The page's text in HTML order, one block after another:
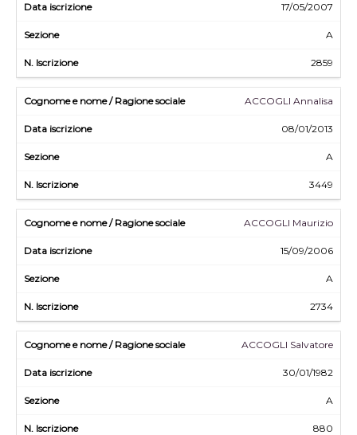
17/05/2007
A
2859
ACCOGLI Annalisa
08/01/2013
A
3449
ACCOGLI Maurizio
15/09/2006
A
2734
ACCOGLI Salvatore
30/01/1982
A
880